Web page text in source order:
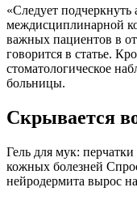
«Следует подчеркнуть
междисциплинарной
важных пациентов в
говорится в статье.
стоматологическое
больницы.
Скрывается
Гель для мук:
кожных болезней
нейродермита вырос